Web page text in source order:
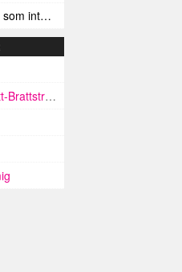
Äntligen har jag läst ”Det är något som inte stämmer”
kärlek och kulturmän